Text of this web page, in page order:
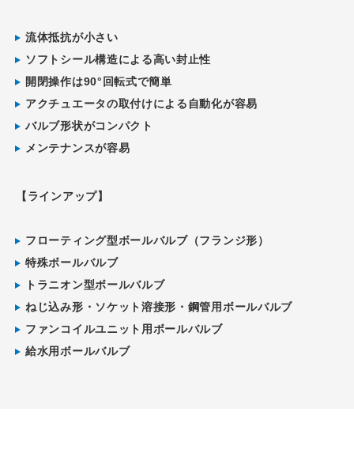
流体抵抗が小さい
ソフトシール構造による高い封止性
開閉操作は90°回転式で簡単
アクチュエータの取付けによる自動化が容易
バルブ形状がコンパクト
メンテナンスが容易
【ラインアップ】
フローティング型ボールバルブ（フランジ形）
特殊ボールバルブ
トラニオン型ボールバルブ
ねじ込み形・ソケット溶接形・鋼管用ボールバルブ
ファンコイルユニット用ボールバルブ
給水用ボールバルブ